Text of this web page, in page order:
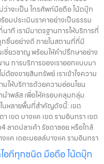
าจะเป็น โทรศัพท์มือถือ โน้ตบุ๊ก
มประเมินราคาอย่างเป็นธรรม
นาที เรามีมาตรฐานการให้บริการที่
กชิ้นอย่างดี ภายในสถานที่ที่มี
ยวชาญ พร้อมให้คำปรึกษาอย่าง
การบริการของเราออกแบบมา
องขายสินทรัพย์ เราเข้าใจความ
มให้บริการด้วยความอ่อนโยน
นำพลัส เพื่อให้ครอบคลุมกลุ่ม
นหลายพื้นที่สำคัญดังนี้: เขต
เขต บางแค เขต รามอินทรา เขต
ลาดปลาเค้า รัชดาซอย หรือใกล้
แค เดอะมอลล์บางแค รามอินทรา
อทีทุกชนิด มือถือ โน้ตบุ๊ก